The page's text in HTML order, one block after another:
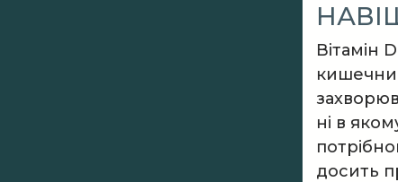
Вітамін
ні в
досить